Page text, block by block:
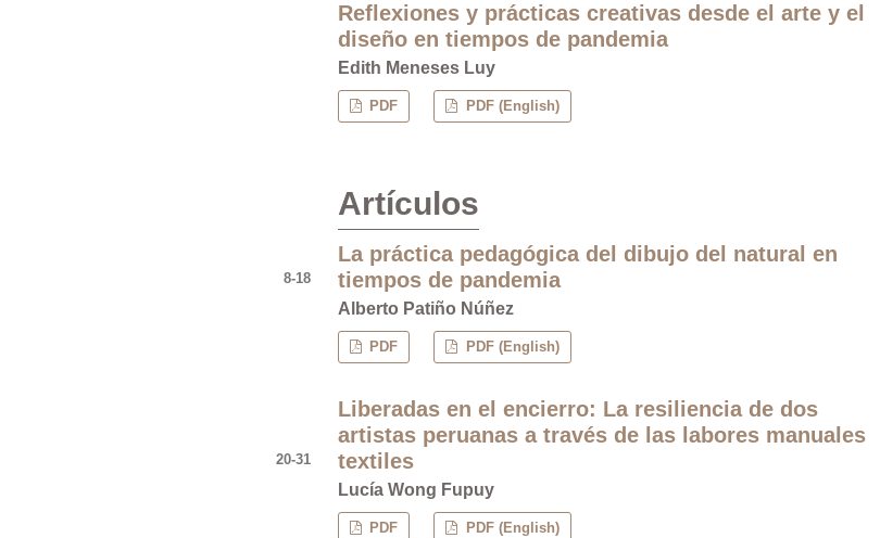
Reflexiones y prácticas creativas desde el arte y el
diseño en tiempos de pandemia
Edith Meneses Luy
PDF PDF (English)
Artículos
La práctica pedagógica del dibujo del natural en
tiempos de pandemia
Alberto Patiño Núñez
8-18
PDF PDF (English)
Liberadas en el encierro: La resiliencia de dos
artistas peruanas a través de las labores manuales
textiles
Lucía Wong Fupuy
20-31
PDF PDF (English)